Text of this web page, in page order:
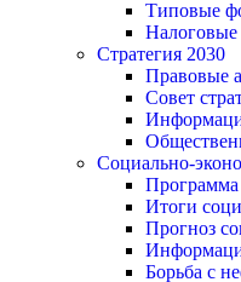
Типовые
Налоговые
Стратегия 2030
Правовые
Совет
Социально-
Программа
Итоги
Прогноз
Борьба с